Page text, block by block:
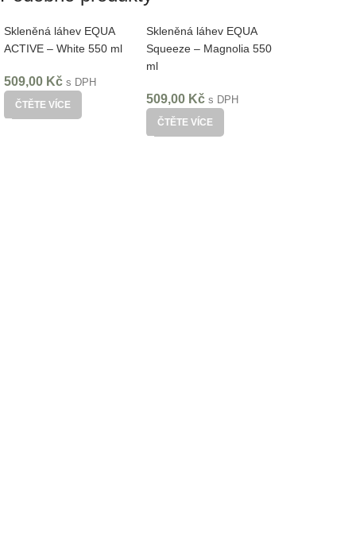
Skleněná láhev EQUA
ACTIVE – White 550 ml
509,00 Kč s DPH
ČTĚTE VÍCE
Skleněná láhev EQUA
Squeeze – Magnolia 550
ml
509,00 Kč s DPH
ČTĚTE VÍCE